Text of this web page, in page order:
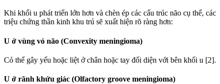
Khi khối u phát triển lớn hơn và chèn ép các cấu trúc não cụ thể, các
triệu chứng thần kinh khu trú sẽ xuất hiện rõ ràng hơn:
U ở vùng vỏ não (Convexity meningioma)
Có thể gây yếu hoặc liệt ở chân hoặc tay đối diện với bên khối u [2].
U ở rãnh khứu giác (Olfactory groove meningioma)